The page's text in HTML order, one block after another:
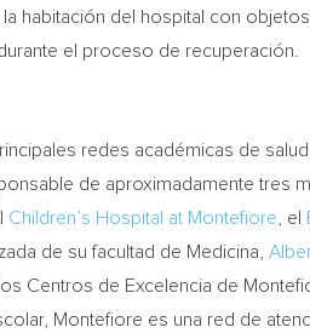
habitación del hospital con
el proceso de recuperación.
redes académicas de
de aproximadamente tres
Children’s Hospital at Montefiore , el
de su facultad de Medicina,
Centros de Excelencia de
Montefiore es una red de